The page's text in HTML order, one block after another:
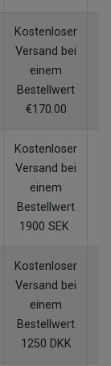
Kostenloser
Versand bei
einem
Bestellwert
€170.00
Kostenloser
Versand bei
einem
Bestellwert
1900 SEK
Kostenloser
Versand bei
einem
Bestellwert
1250 DKK